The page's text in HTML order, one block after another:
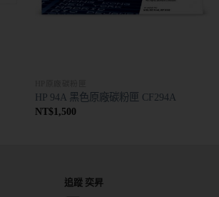
HP 94A 黑色原廠碳粉匣 CF294A
NT$1,500
追蹤 奕昇